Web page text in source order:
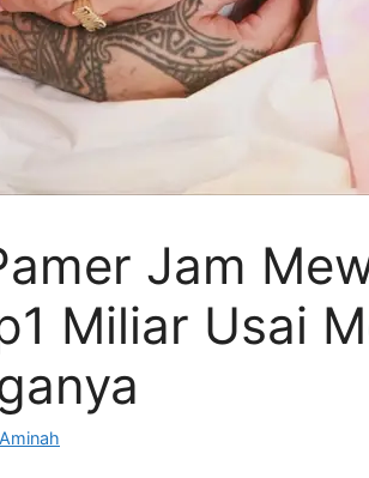
Jam
Miliar Usai